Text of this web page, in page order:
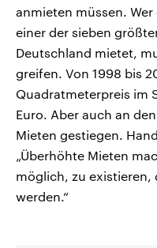
anmieten müssen.
einer der sieben
Deutschland mietet,
greifen. Von 1998 bis
Quadratmeterpreis im
Euro. Aber auch an
Mieten gestiegen.
„Überhöhte Mieten
möglich, zu existieren,
werden.“